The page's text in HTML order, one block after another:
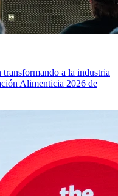
a la industria
Alimenticia 2026 de